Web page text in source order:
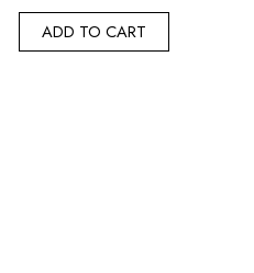
ADD TO CART